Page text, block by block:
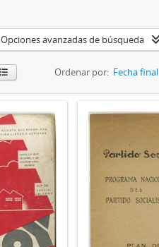
Opciones avanzadas de búsqueda
Ordenar por: Fecha final